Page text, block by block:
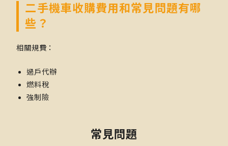
二手機車收購費用和常見問題有哪
些？
相關規費：
過戶代辦
燃料稅
強制險
常見問題